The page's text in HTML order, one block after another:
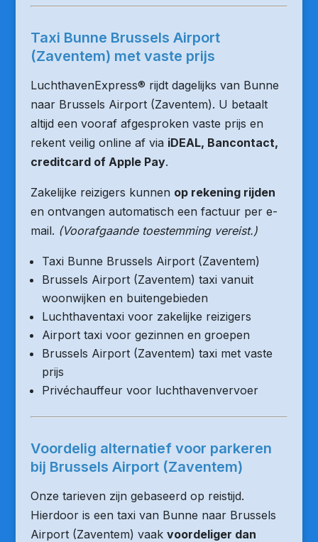
Taxi Bunne Brussels Airport
(Zaventem) met vaste prijs
LuchthavenExpress® rijdt dagelijks van Bunne
naar Brussels Airport (Zaventem). U betaalt
altijd een vooraf afgesproken vaste prijs en
rekent veilig online af via iDEAL, Bancontact,
creditcard of Apple Pay.
Zakelijke reizigers kunnen op rekening rijden
en ontvangen automatisch een factuur per e-
mail. (Voorafgaande toestemming vereist.)
Taxi Bunne Brussels Airport (Zaventem)
Brussels Airport (Zaventem) taxi vanuit
woonwijken en buitengebieden
Luchthaventaxi voor zakelijke reizigers
Airport taxi voor gezinnen en groepen
Brussels Airport (Zaventem) taxi met vaste
prijs
Privéchauffeur voor luchthavenvervoer
Voordelig alternatief voor parkeren
bij Brussels Airport (Zaventem)
Onze tarieven zijn gebaseerd op reistijd.
Hierdoor is een taxi van Bunne naar Brussels
Airport (Zaventem) vaak voordeliger dan